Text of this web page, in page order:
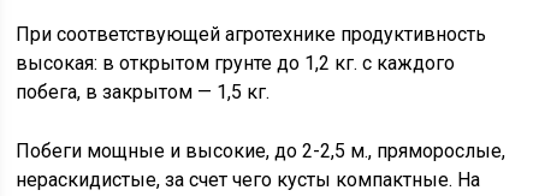
При соответствующей агротехнике продуктивность
высокая: в открытом грунте до 1,2 кг. с каждого
побега, в закрытом — 1,5 кг.
Побеги мощные и высокие, до 2-2,5 м., пряморослые,
нераскидистые, за счет чего кусты компактные. На